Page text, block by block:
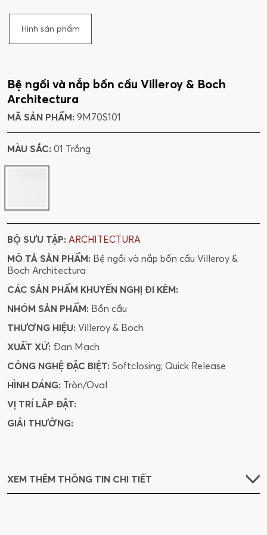
Hình sản phẩm
Bệ ngồi và nắp bồn cầu Villeroy & Boch
Architectura
MÃ SẢN PHẨM: 9M70S101
MÀU SẮC: 01 Trắng
BỘ SƯU TẬP: ARCHITECTURA
MÔ TẢ SẢN PHẨM: Bệ ngồi và nắp bồn cầu Villeroy &
Boch Architectura
CÁC SẢN PHẨM KHUYẾN NGHỊ ĐI KÈM:
NHÓM SẢN PHẨM: Bồn cầu
THƯƠNG HIỆU: Villeroy & Boch
XUẤT XỨ: Đan Mạch
CÔNG NGHỆ ĐẶC BIỆT: Softclosing; Quick Release
HÌNH DÁNG: Tròn/Oval
VỊ TRÍ LẮP ĐẶT:
GIẢI THƯỞNG:
XEM THÊM THÔNG TIN CHI TIẾT